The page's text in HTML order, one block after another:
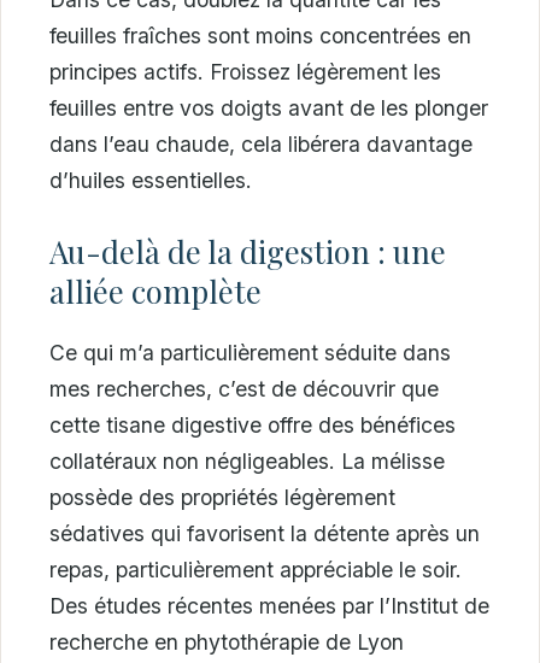
feuilles fraîches sont moins concentrées en
principes actifs. Froissez légèrement les
feuilles entre vos doigts avant de les plonger
dans l’eau chaude, cela libérera davantage
d’huiles essentielles.
Au-delà de la digestion : une
alliée complète
Ce qui m’a particulièrement séduite dans
mes recherches, c’est de découvrir que
cette tisane digestive offre des bénéfices
collatéraux non négligeables. La mélisse
possède des propriétés légèrement
sédatives qui favorisent la détente après un
repas, particulièrement appréciable le soir.
Des études récentes menées par l’Institut de
recherche en phytothérapie de Lyon